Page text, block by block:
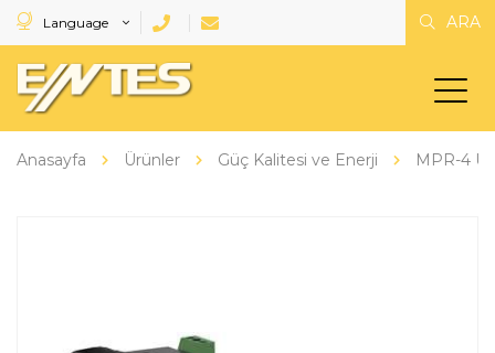
Language ARA
Anasayfa Ürünler Güç Kalitesi ve Enerji MPR-4